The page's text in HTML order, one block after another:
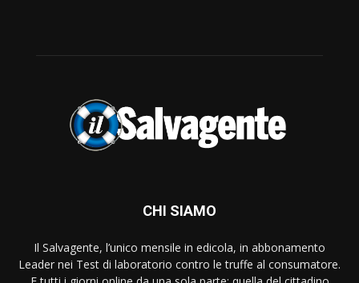
CHI SIAMO
Il Salvagente, l’unico mensile in edicola, in abbonamento
Leader nei Test di laboratorio contro le truffe al consumatore.